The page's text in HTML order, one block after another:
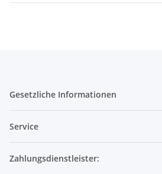
Gesetzliche Informationen
Service
Zahlungsdienstleister: